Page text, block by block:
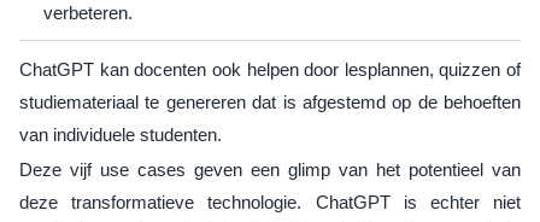
verbeteren.
ChatGPT kan docenten ook helpen door lesplannen, quizzen of
studiemateriaal te genereren dat is afgestemd op de behoeften
van individuele studenten.
Deze vijf use cases geven een glimp van het potentieel van
deze transformatieve technologie. ChatGPT is echter niet